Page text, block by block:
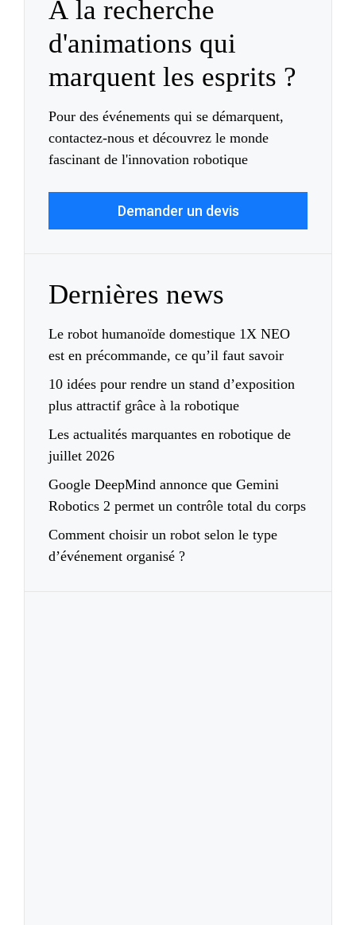
À la recherche
d'animations qui
marquent les esprits ?
Pour des événements qui se démarquent,
contactez-nous et découvrez le monde
fascinant de l'innovation robotique
Demander un devis
Dernières news
Le robot humanoïde domestique 1X NEO
est en précommande, ce qu’il faut savoir
10 idées pour rendre un stand d’exposition
plus attractif grâce à la robotique
Les actualités marquantes en robotique de
juillet 2026
Google DeepMind annonce que Gemini
Robotics 2 permet un contrôle total du corps
Comment choisir un robot selon le type
d’événement organisé ?